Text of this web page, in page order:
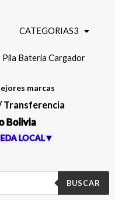
CATEGORIAS3
Pila Bateria Cargador
marcas
Transferencia
Bolivia
LOCAL▼
BUSCAR